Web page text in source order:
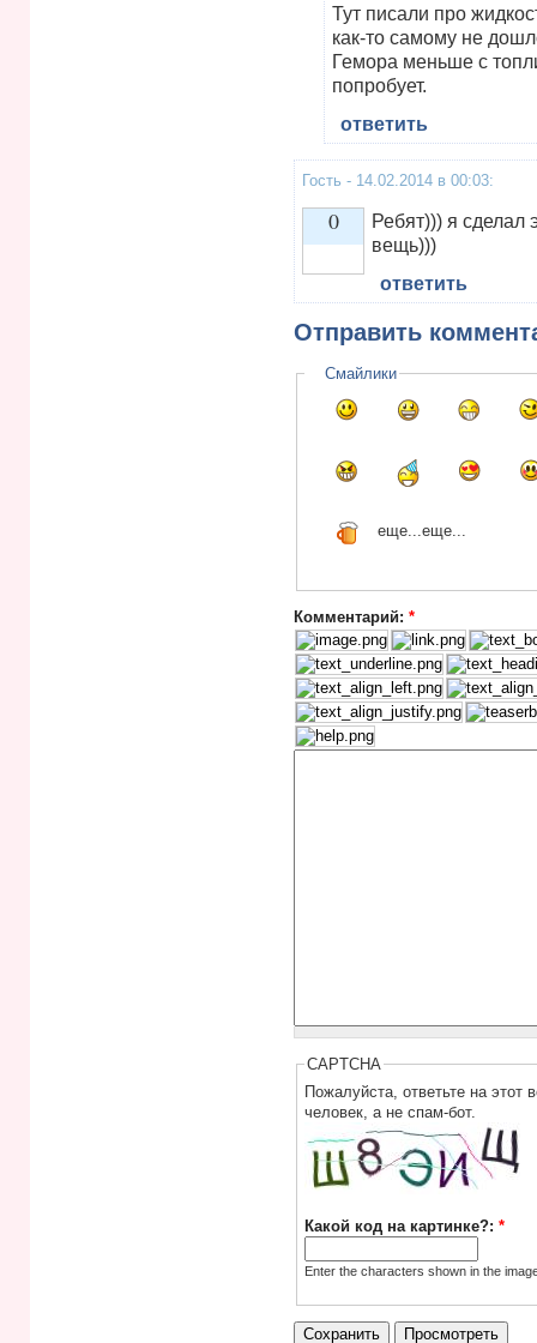
Тут писали про
как-то самому не
Гемора меньше с
попробует.
ответить
Гость - 14.02.2014 в 00:03:
0
Ребят))) я сделал
вещь)))
ответить
Отправить
Смайлики
еще...еще...
Комментарий: *
CAPTCHA
Пожалуйста, ответьте на этот
человек, а не спам-бот.
Какой код на картинке?:*
Enter the characters shown in the